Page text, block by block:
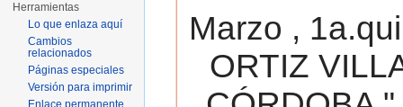
Marzo ,
ORTIZ
Herramientas
Lo que enlaza aquí
Cambios
relacionados
Páginas especiales
Versión para imprimir
Enlace permanente